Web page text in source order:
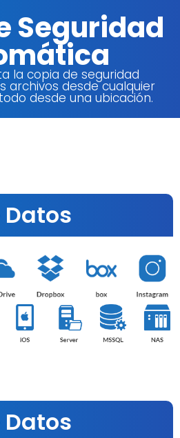
Seguridad
la copia de seguridad
archivos desde cualquier
desde una ubicación.